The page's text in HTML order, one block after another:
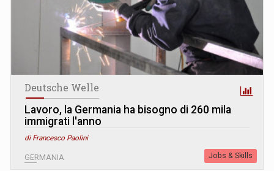
Deutsche Welle
Lavoro, la Germania ha bisogno di 260 mila
immigrati l'anno
di Francesco Paolini
GERMANIA Jobs & Skills